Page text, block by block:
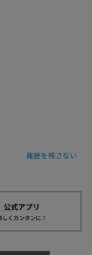
履歴を残さない